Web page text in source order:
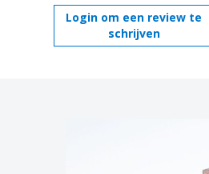
Login om een review te
schrijven